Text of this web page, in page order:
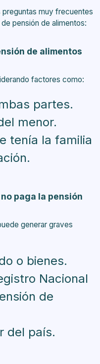
preguntas muy frecuentes
pensión de alimentos:
de alimentos
factores como:
partes.
menor.
tenía la familia
paga la pensión
generar graves
o bienes.
Nacional
de
del país.